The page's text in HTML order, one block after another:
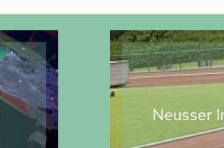
Neusser